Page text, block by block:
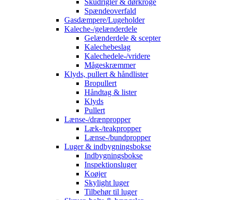
Skudrigler & dørkroge
Spændeoverfald
Gasdæmpere/Lugeholder
Kaleche-/gelænderdele
Gelænderdele & scepter
Kalechebeslag
Kalechedele-/vridere
Mågeskræmmer
Klyds, pullert & håndlister
Bropullert
Håndtag & lister
Klyds
Pullert
Lænse-/drænpropper
Læk-/teakpropper
Lænse-/bundpropper
Luger & indbygningsbokse
Indbygningsbokse
Inspektionsluger
Koøjer
Skylight luger
Tilbehør til luger